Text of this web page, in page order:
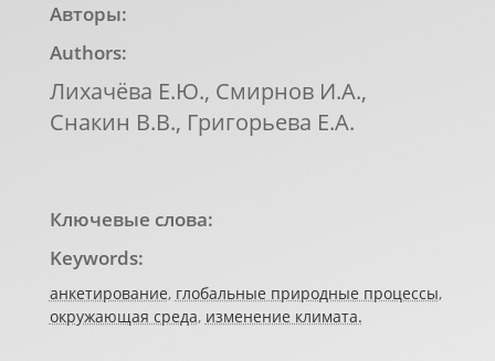
Авторы:
Authors:
Лихачёва Е.Ю., Смирнов И.А.,
Снакин В.В., Григорьева Е.А.
Ключевые слова:
Keywords:
анкетирование, глобальные природные процессы,
окружающая среда, изменение климата.